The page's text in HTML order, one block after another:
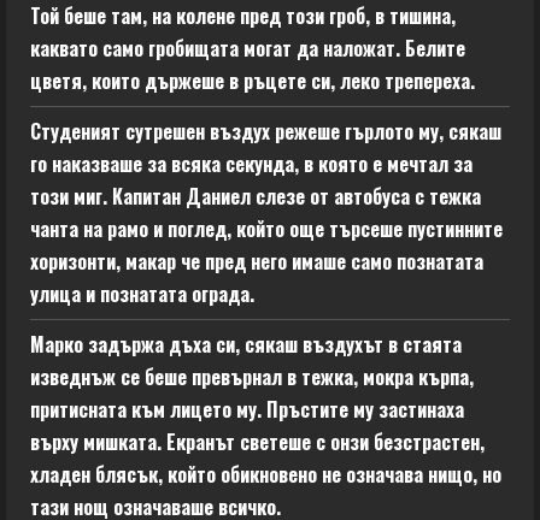
Той беше там, на колене пред този гроб, в тишина,
каквато само гробищата могат да наложат. Белите
цветя, които държеше в ръцете си, леко трепереха.
Студеният сутрешен въздух режеше гърлото му, сякаш
го наказваше за всяка секунда, в която е мечтал за
този миг. Капитан Даниел слезе от автобуса с тежка
чанта на рамо и поглед, който още търсеше пустинните
хоризонти, макар че пред него имаше само познатата
улица и познатата ограда.
Марко задържа дъха си, сякаш въздухът в стаята
изведнъж се беше превърнал в тежка, мокра кърпа,
притисната към лицето му. Пръстите му застинаха
върху мишката. Екранът светеше с онзи безстрастен,
хладен блясък, който обикновено не означава нищо, но
тази нощ означаваше всичко.